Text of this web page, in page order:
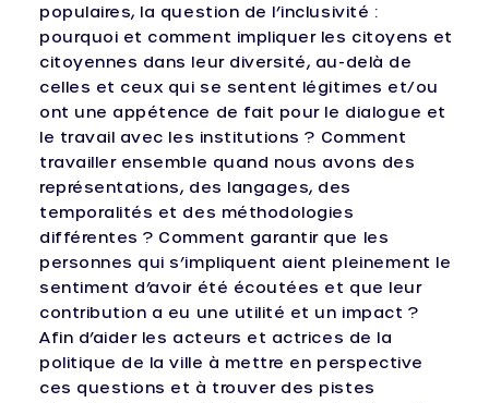
populaires, la question de l’inclusivité :
pourquoi et comment impliquer les citoyens et
citoyennes dans leur diversité, au-delà de
celles et ceux qui se sentent légitimes et/ou
ont une appétence de fait pour le dialogue et
le travail avec les institutions ? Comment
travailler ensemble quand nous avons des
représentations, des langages, des
temporalités et des méthodologies
différentes ? Comment garantir que les
personnes qui s’impliquent aient pleinement le
sentiment d’avoir été écoutées et que leur
contribution a eu une utilité et un impact ?
Afin d’aider les acteurs et actrices de la
politique de la ville à mettre en perspective
ces questions et à trouver des pistes